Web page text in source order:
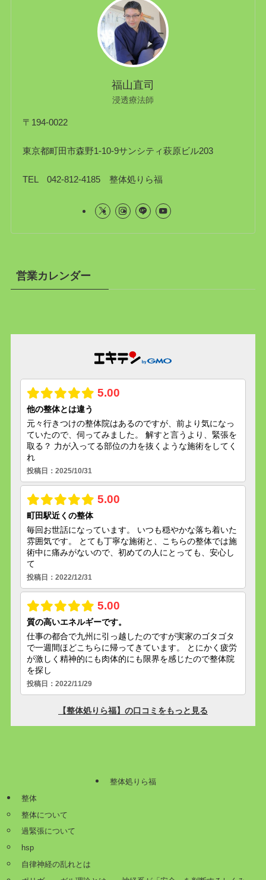
福山直司
浸透療法師
〒194-0022
東京都町田市森野1-10-9サンシティ萩原ビル203
TEL 042-812-4185 整体処りら福
営業カレンダー
整体処りら福
整体
整体について
過緊張について
hsp
自律神経の乱れとは